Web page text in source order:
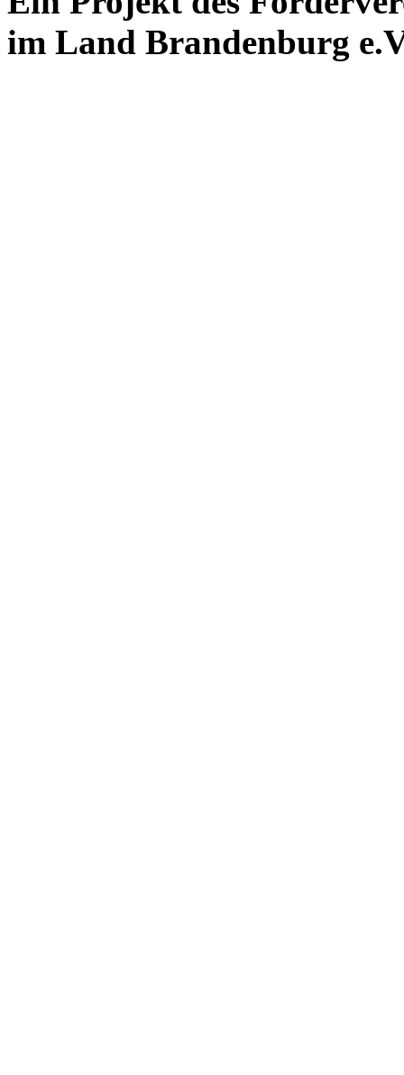
im Land Brandenburg